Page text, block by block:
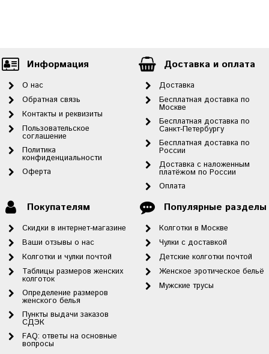
Информация
О нас
Обратная связь
Контакты и реквизиты
Пользовательское
соглашение
Политика
конфиденциальности
Оферта
Доставка и оплата
Доставка
Бесплатная доставка по
Москве
Бесплатная доставка по
Санкт-Петербургу
Бесплатная доставка по
России
Доставка с наложенным
платёжом по России
Оплата
Покупателям
Скидки в интернет-магазине
Ваши отзывы о нас
Колготки и чулки почтой
Таблицы размеров женских
колготок
Определение размеров
женского белья
Пункты выдачи заказов
СДЭК
FAQ: ответы на основные
вопросы
Популярные разделы
Колготки в Москве
Чулки с доставкой
Детские колготки почтой
Женское эротическое бельё
Мужские трусы